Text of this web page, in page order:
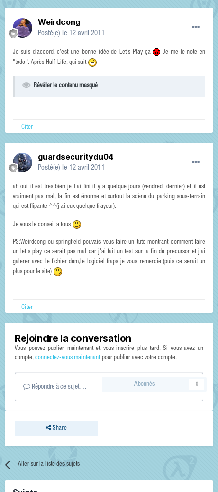
Weirdcong
Posté(e) le 12 avril 2011
Je suis d'accord, c'est une bonne idée de Let's Play ça
Je me le note en
"todo". Après Half-Life, qui sait
Révéler le contenu masqué
Citer
guardsecuritydu04
Posté(e) le 12 avril 2011
ah oui il est tres bien je l'ai fini il y a quelque jours (vendredi dernier) et il est
vraiment pas mal, la fin est énorme et surtout la scène du parking sous-terrain
qui est flipante ^^(j'ai eux quelque frayeur).
Je vous le conseil a tous
PS:Weirdcong ou springfield pouvais vous faire un tuto montrant comment faire
un let's play ce serait pas mal car j'ai fait un test sur la fin de precursor et j'ai
galerer avec le fichier dem,le logiciel fraps je vous remercie (puis ce serait un
plus pour le site)
Citer
Rejoindre la conversation
Vous pouvez publier maintenant et vous inscrire plus tard. Si vous avez un
compte, connectez-vous maintenantpour publier avec votre compte.
Répondre à ce sujet…
Share
Abonnés 0
Aller sur la liste des sujets